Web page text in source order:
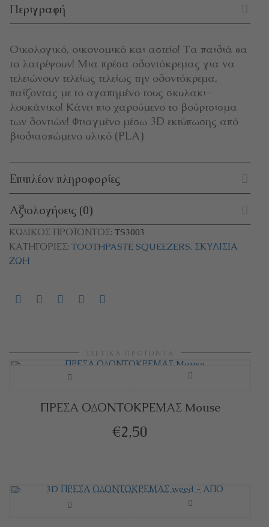
Περιγραφή
Οικολογικό, οικονομικό και αστείο! Τα παιδιά θα
το λατρέψουν! Μια πρέσα οδοντόκρεμας για να
τελειώνουν τελείως τελείως την οδοντόκρεμα,
παίζοντας με το αγαπημένο τους σκυλακι-
λουκάνικο! Κάνει πιο χαρούμενο το βούρτσισμα
των δοντιών! Φτιαγμένο μέσω 3D εκτύπωσης από
βιοδιασπώμενο υλικό (PLA)
Επιπλέον πληροφορίες
Αξιολογήσεις (0)
ΚΩΔΙΚΌΣ ΠΡΟΪΌΝΤΟΣ: TS3003
ΚΑΤΗΓΟΡΊΕΣ: TOOTHPASTE SQUEEZERS, ΣΚΥΛΊΣΙΑ
ΖΩΉ
ΣΧΕΤΙΚΆ ΠΡΟΪΌΝΤΑ
ΠΡΕΣΑ ΟΔΟΝΤΟΚΡΕΜΑΣ Mouse
€2,50